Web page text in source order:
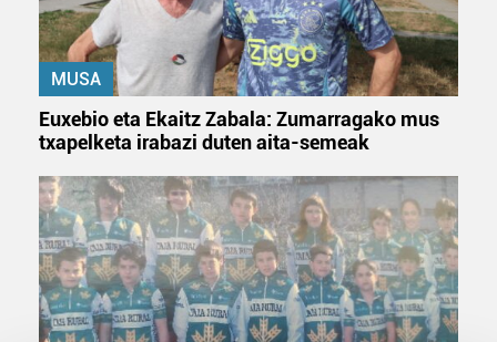
MUSA
Euxebio eta Ekaitz Zabala: Zumarragako mus
txapelketa irabazi duten aita-semeak